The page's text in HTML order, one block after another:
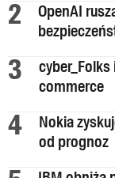
OpenAI
commerce
Nokia
od prognoz